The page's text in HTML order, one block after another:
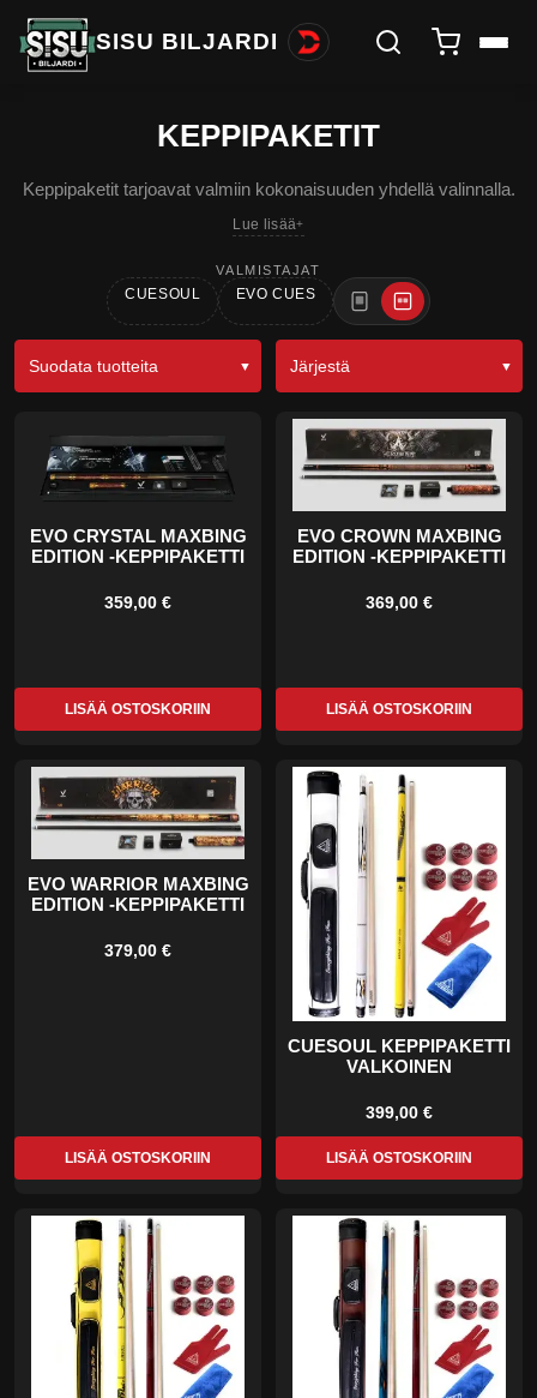
SISU BILJARDI
KEPPIPAKETIT
Keppipaketit tarjoavat valmiin kokonaisuuden yhdellä valinnalla.
Lue lisää
VALMISTAJAT
CUESOUL EVO CUES
Suodata tuotteita Järjestä
EVO CRYSTAL MAXBING
EDITION -KEPPIPAKETTI
359,00 €
LISÄÄ OSTOSKORIIN
EVO CROWN MAXBING
EDITION -KEPPIPAKETTI
369,00 €
LISÄÄ OSTOSKORIIN
EVO WARRIOR MAXBING
EDITION -KEPPIPAKETTI
379,00 €
LISÄÄ OSTOSKORIIN
CUESOUL KEPPIPAKETTI
VALKOINEN
399,00 €
LISÄÄ OSTOSKORIIN